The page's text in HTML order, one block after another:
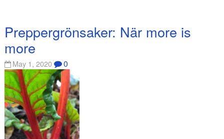
Preppergrönsaker: När more is
more
May 1, 2020 0